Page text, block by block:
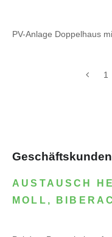
PV-Anlage Doppelhaus
1
AUSTAUSCH
MOLL,